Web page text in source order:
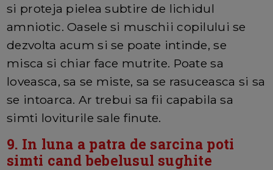
si proteja pielea subtire de lichidul
amniotic. Oasele si muschii copilului se
dezvolta acum si se poate intinde, se
misca si chiar face mutrite. Poate sa
loveasca, sa se miste, sa se rasuceasca si sa
se intoarca. Ar trebui sa fii capabila sa
simti loviturile sale finute.
9. In luna a patra de sarcina poti
simti cand bebelusul sughite